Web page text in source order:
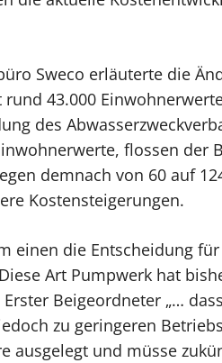
Sweco erläuterte die
43.000
des
flossen der
demnach von 60 auf
Kostensteigerungen.
einen die Entscheidung
Art Pumpwerk hat
Beigeordneter „…
zu geringeren
ausgelegt und müsse